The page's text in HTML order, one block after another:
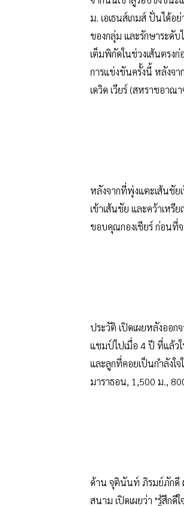
ม. เอเธนส์เกมส์ ปั่นได้อ
ของกลุ่ม และรักษาระดับ
เต็มพิกัดในช่วงเส้นตรง
การแข่งขันครั้งนี้ หลังจ
เดวิด เวียร์ (สหราชอาณ
หลังจากที่พุ่งแตะเส้นชัย
เข้าเส้นชัย และคว้าเห
ขอบคุณกองเชียร์ ก่อนที่
ประวัติ เปิดเผยหลังออ
แชมป์ไปเมื่อ 4 ปี ที่แล้ว
และลูกที่คอยเป็นกำลังใ
มาราธอน, 1,500 ม.,
ด้าน จุตินันท์ ภิรมย์ภักดี
สนาม เปิดเผยว่า "รู้สึก